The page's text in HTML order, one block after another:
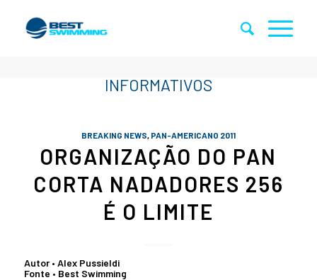
BREAKING NEWS, PAN-AMERICANO 2011
ORGANIZAÇÃO DO PAN
CORTA NADADORES 256
É O LIMITE
Autor • Alex Pussieldi
Fonte • Best Swimming